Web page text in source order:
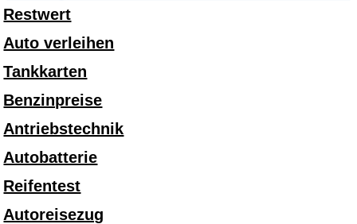
Restwert
Auto verleihen
Tankkarten
Benzinpreise
Antriebstechnik
Autobatterie
Reifentest
Autoreisezug